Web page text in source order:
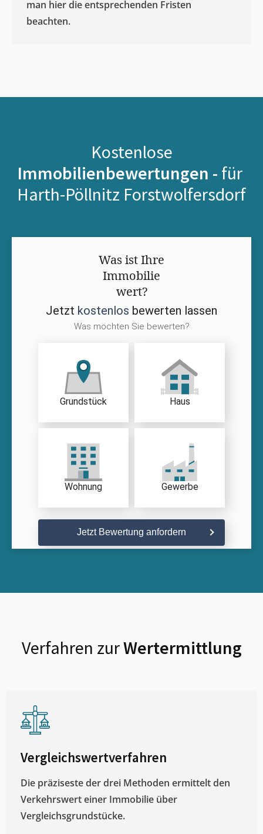
man hier die entsprechenden Fristen
beachten.
Kostenlose
Immobilienbewertungen - für
Harth-Pöllnitz Forstwolfersdorf
Was ist Ihre
Immobilie
wert?
Jetzt kostenlos bewerten lassen
Was möchten Sie bewerten?
Grundstück Haus
Wohnung Gewerbe
Jetzt Bewertung anfordern
Verfahren zurWertermittlung
Vergleichswertverfahren
Die präziseste der drei Methoden ermittelt den
Verkehrswert einer Immobilie über
Vergleichsgrundstücke.